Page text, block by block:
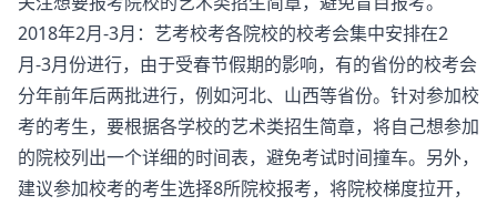
2018年2月-3月：艺考校考各院校的校考会集中安排在2
月-3月份进行，由于受春节假期的影响，有的省份的校考会
分年前年后两批进行，例如河北、山西等省份。针对参加校
考的考生，要根据各学校的艺术类招生简章，将自己想参加
的院校列出一个详细的时间表，避免考试时间撞车。另外，
建议参加校考的考生选择8所院校报考，将院校梯度拉开，